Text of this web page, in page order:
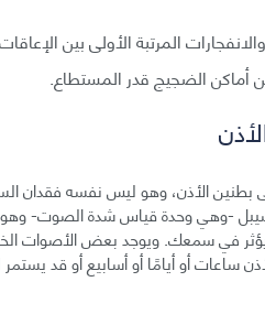
المرتبة الأولى بين
أماكن الضجيج قدر المستطاع.
الأذن، وهو ليس نفسه فقدان
شدة الصوت في حفلة لفرقة روك هو 110 ديسيبل -وهي وحدة
إن أي ضجيج يتجاوز 85 ديسيبل قد يؤثر في سمعك. ويوجد
أو أيامًا أو أسابيع أو قد يستمر